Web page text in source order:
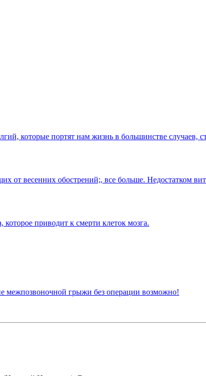
которые портят нам жизнь в большинстве случаев,
от весенних обострений;, все больше. Недостатком
которое приводит к смерти клеток мозга.
грыжи без операции возможно!